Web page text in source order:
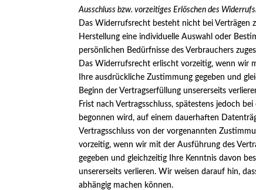
Ausschluss bzw. vorzeitiges Erlöschen des
Das Widerrufsrecht besteht nicht bei Verträgen
Herstellung eine individuelle Auswahl oder
persönlichen Bedürfnisse des Verbrauchers
Das Widerrufsrecht erlischt vorzeitig, wenn wir
Ihre ausdrückliche Zustimmung gegeben und
Beginn der Vertragserfüllung unsererseits
Frist nach Vertragsschluss, spätestens jedoch
begonnen wird, auf einem dauerhaften
Vertragsschluss von der vorgenannten
vorzeitig, wenn wir mit der Ausführung des
gegeben und gleichzeitig Ihre Kenntnis davon
unsererseits verlieren. Wir weisen darauf hin,
abhängig machen können.